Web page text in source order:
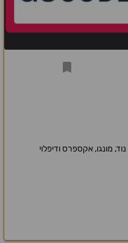
מונגו, אקספרס ודיפלוי